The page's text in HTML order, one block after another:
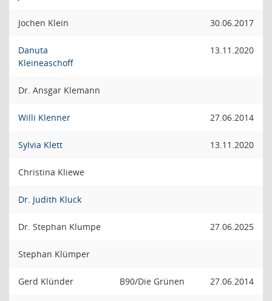
Jochen Klein 30.06.2017
Danuta
Kleineaschoff
13.11.2020
Dr. Ansgar Klemann
Willi Klenner 27.06.2014
Sylvia Klett 13.11.2020
Christina Kliewe
Dr. Judith Kluck
Dr. Stephan Klumpe 27.06.2025
Stephan Klümper
Gerd Klünder B90/Die Grünen 27.06.2014